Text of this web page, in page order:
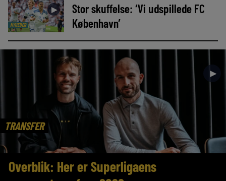
NYHEDER
►
Stor skuffelse: ‘Vi udspillede FC
København’
TRANSFER
►
Overblik: Her er Superligaens